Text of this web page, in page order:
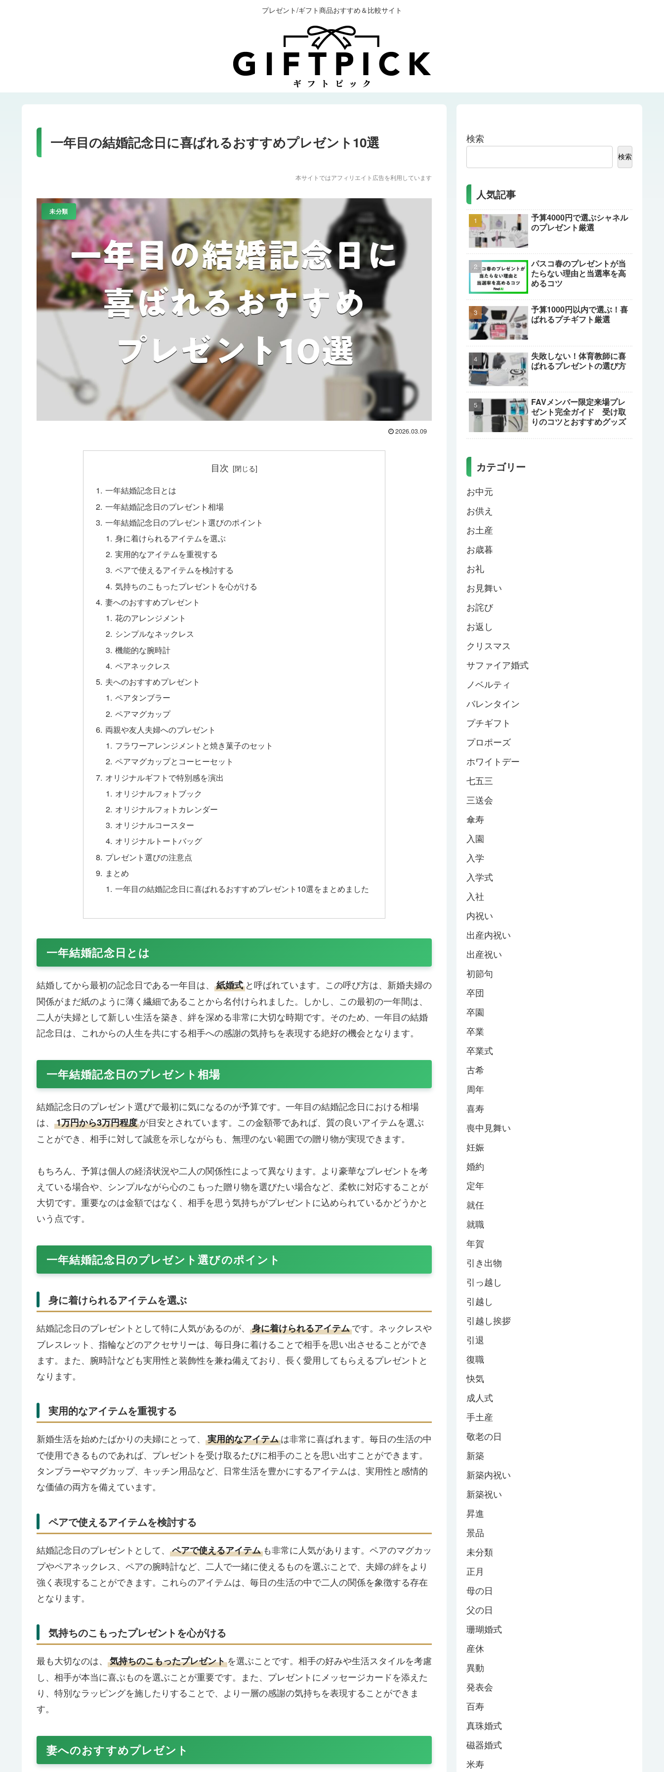
プレゼント/ギフト商品おすすめ＆比較サイト
一年目の結婚記念日に喜ばれるおすすめプレゼント10選
本サイトではアフィリエイト広告を利用しています
未分類
2026.03.09
目次
一年結婚記念日とは
一年結婚記念日のプレゼント相場
一年結婚記念日のプレゼント選びのポイント
身に着けられるアイテムを選ぶ
実用的なアイテムを重視する
ペアで使えるアイテムを検討する
気持ちのこもったプレゼントを心がける
妻へのおすすめプレゼント
花のアレンジメント
シンプルなネックレス
機能的な腕時計
ペアネックレス
夫へのおすすめプレゼント
ペアタンブラー
ペアマグカップ
両親や友人夫婦へのプレゼント
フラワーアレンジメントと焼き菓子のセット
ペアマグカップとコーヒーセット
オリジナルギフトで特別感を演出
オリジナルフォトブック
オリジナルフォトカレンダー
オリジナルコースター
オリジナルトートバッグ
プレゼント選びの注意点
まとめ
一年目の結婚記念日に喜ばれるおすすめプレゼント10選をまとめました
一年結婚記念日とは
結婚してから最初の記念日である一年目は、 紙婚式 と呼ばれています。この呼び方は、新婚夫婦の
関係がまだ紙のように薄く繊細であることから名付けられました。しかし、この最初の一年間は、
二人が夫婦として新しい生活を築き、絆を深める非常に大切な時期です。そのため、一年目の結婚
記念日は、これからの人生を共にする相手への感謝の気持ちを表現する絶好の機会となります。
一年結婚記念日のプレゼント相場
結婚記念日のプレゼント選びで最初に気になるのが予算です。一年目の結婚記念日における相場
は、
1万円から3万円程度が目安とされています。この金額帯であれば、質の良いアイテムを選ぶ
ことができ、相手に対して誠意を示しながらも、無理のない範囲での贈り物が実現できます。
もちろん、予算は個人の経済状況や二人の関係性によって異なります。より豪華なプレゼントを考
えている場合や、シンプルながら心のこもった贈り物を選びたい場合など、柔軟に対応することが
大切です。重要なのは金額ではなく、相手を思う気持ちがプレゼントに込められているかどうかと
いう点です。
一年結婚記念日のプレゼント選びのポイント
身に着けられるアイテムを選ぶ
結婚記念日のプレゼントとして特に人気があるのが、 身に着けられるアイテムです。ネックレスや
ブレスレット、指輪などのアクセサリーは、毎日身に着けることで相手を思い出させることができ
ます。また、腕時計なども実用性と装飾性を兼ね備えており、長く愛用してもらえるプレゼントと
なります。
実用的なアイテムを重視する
新婚生活を始めたばかりの夫婦にとって、 実用的なアイテムは非常に喜ばれます。毎日の生活の中
で使用できるものであれば、プレゼントを受け取るたびに相手のことを思い出すことができます。
タンブラーやマグカップ、キッチン用品など、日常生活を豊かにするアイテムは、実用性と感情的
な価値の両方を備えています。
ペアで使えるアイテムを検討する
結婚記念日のプレゼントとして、 ペアで使えるアイテム も非常に人気があります。ペアのマグカッ
プやペアネックレス、ペアの腕時計など、二人で一緒に使えるものを選ぶことで、夫婦の絆をより
強く表現することができます。これらのアイテムは、毎日の生活の中で二人の関係を象徴する存在
となります。
気持ちのこもったプレゼントを心がける
最も大切なのは、 気持ちのこもったプレゼント を選ぶことです。相手の好みや生活スタイルを考慮
し、相手が本当に喜ぶものを選ぶことが重要です。また、プレゼントにメッセージカードを添えた
り、特別なラッピングを施したりすることで、より一層の感謝の気持ちを表現することができま
す。
妻へのおすすめプレゼント
検索
検索
人気記事
予算4000円で選ぶシャネル
のプレゼント厳選
パスコ春のプレゼントが当
たらない理由と当選率を高
めるコツ
予算1000円以内で選ぶ！喜
ばれるプチギフト厳選
失敗しない！体育教師に喜
ばれるプレゼントの選び方
FAVメンバー限定来場プレ
ゼント完全ガイド 受け取
りのコツとおすすめグッズ
カテゴリー
お中元
お供え
お土産
お歳暮
お礼
お見舞い
お詫び
お返し
クリスマス
サファイア婚式
ノベルティ
バレンタイン
プチギフト
プロポーズ
ホワイトデー
七五三
三送会
傘寿
入園
入学
入学式
入社
内祝い
出産内祝い
出産祝い
初節句
卒団
卒園
卒業
卒業式
古希
周年
喜寿
喪中見舞い
妊娠
婚約
定年
就任
就職
年賀
引き出物
引っ越し
引越し
引越し挨拶
引退
復職
快気
成人式
手土産
敬老の日
新築
新築内祝い
新築祝い
昇進
景品
未分類
正月
母の日
父の日
珊瑚婚式
産休
異動
発表会
百寿
真珠婚式
磁器婚式
米寿